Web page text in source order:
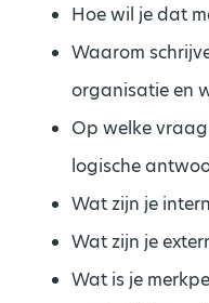
Hoe wil je dat
Waarom
organisatie en
Op welke
logische
Wat zijn je
Wat zijn je
Wat is je